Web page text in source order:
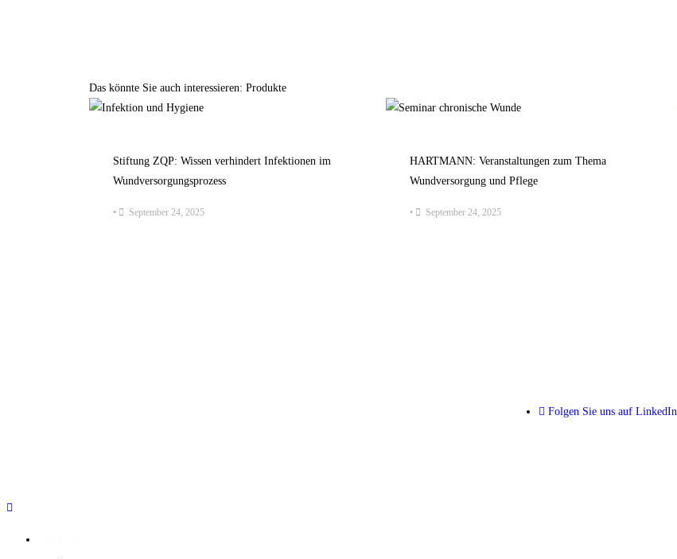
Das könnte Sie auch interessieren: Produkte
Stiftung ZQP: Wissen verhindert Infektionen im
Wundversorgungsprozess
• September 24, 2025
HARTMANN: Veranstaltungen zum Thema
Wundversorgung und Pflege
• September 24, 2025
Folgen Sie uns auf LinkedIn